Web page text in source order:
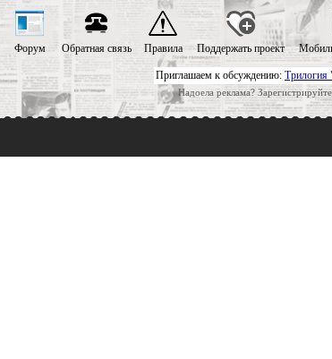
Приглашаем к обсуждению: Трилогия
Надоела реклама?
Форум Обратная связь Правила Поддержать проект